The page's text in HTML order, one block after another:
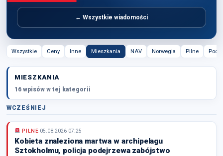
← Wszystkie wiadomości
Wszystkie Ceny Inne Mieszkania NAV Norwegia Pilne
MIESZKANIA
16 wpisów w tej kategorii
WCZEŚNIEJ
PILNE 05.08.2026 07:25
Kobieta znaleziona martwa w archipelagu
Sztokholmu, policja podejrzewa zabójstwo